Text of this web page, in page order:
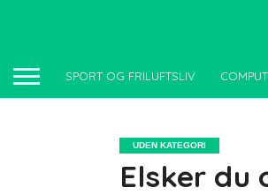
SPORT OG FRILUFTSLIV
UDEN KATEGORI
Elsker du